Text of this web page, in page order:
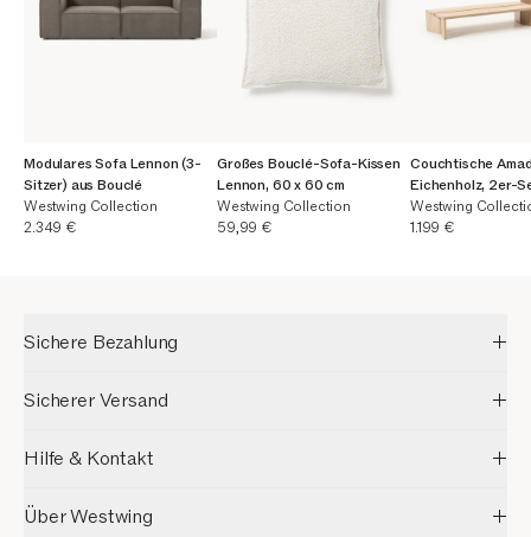
Modulares Sofa Lennon (3-
Sitzer) aus Bouclé
Westwing Collection
Aktueller Preis
2.349 €
Großes Bouclé-Sofa-Kissen
Lennon, 60 x 60 cm
Westwing Collection
Aktueller Preis
59,99 €
Couchtische
Eichenholz, 2er-
Westwing
Aktueller Preis
1.199 €
Sichere Bezahlung
Sicherer Versand
Hilfe & Kontakt
Über Westwing